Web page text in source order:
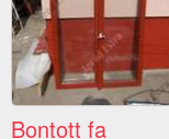
Bontott fa